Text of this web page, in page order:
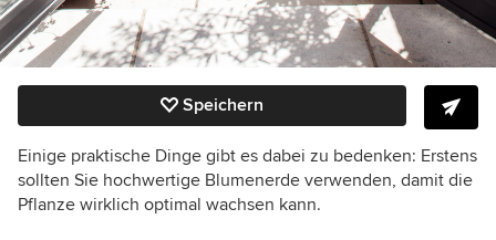
Speichern
Einige praktische Dinge gibt es dabei zu bedenken: Erstens
sollten Sie hochwertige Blumenerde verwenden, damit die
Pflanze wirklich optimal wachsen kann.